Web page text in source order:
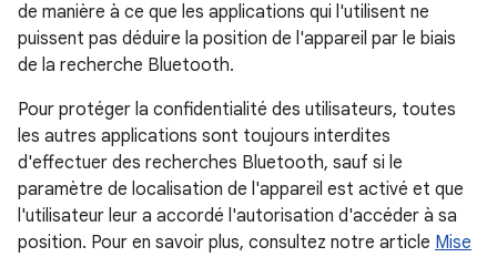
de manière à ce que les applications qui l'utilisent ne
puissent pas déduire la position de l'appareil par le biais
de la recherche Bluetooth.
Pour protéger la confidentialité des utilisateurs, toutes
les autres applications sont toujours interdites
d'effectuer des recherches Bluetooth, sauf si le
paramètre de localisation de l'appareil est activé et que
l'utilisateur leur a accordé l'autorisation d'accéder à sa
position. Pour en savoir plus, consultez notre article Mise